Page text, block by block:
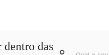
dentro das